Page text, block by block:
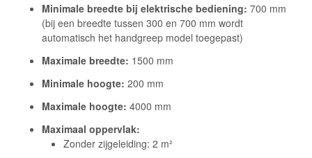
Minimale breedte bij elektrische bediening: 700 mm
(bij een breedte tussen 300 en 700 mm wordt
automatisch het handgreep model toegepast)
Maximale breedte: 1500 mm
Minimale hoogte: 200 mm
Maximale hoogte: 4000 mm
Maximaal oppervlak:
Zonder zijgeleiding: 2 m²